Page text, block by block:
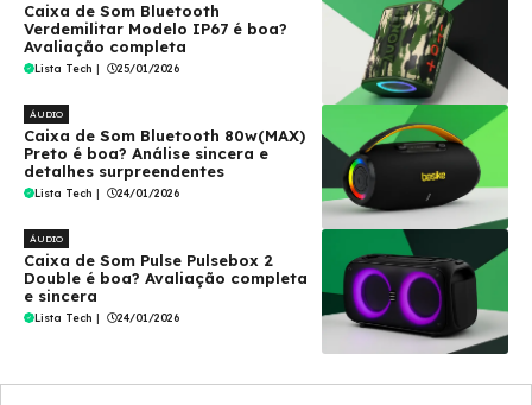
Caixa de Som Bluetooth
Verdemilitar Modelo IP67 é boa?
Avaliação completa
Lista Tech | 25/01/2026
ÁUDIO
Caixa de Som Bluetooth 80w(MAX)
Preto é boa? Análise sincera e
detalhes surpreendentes
Lista Tech | 24/01/2026
ÁUDIO
Caixa de Som Pulse Pulsebox 2
Double é boa? Avaliação completa
e sincera
Lista Tech | 24/01/2026